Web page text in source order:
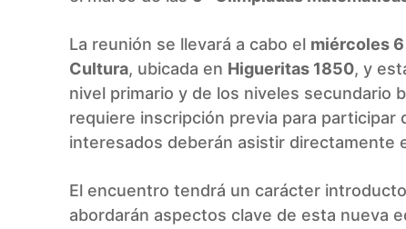
La reunión se llevará a cabo el miércoles
Cultura, ubicada en Higueritas 1850, y
nivel primario y de los niveles secundario
requiere inscripción previa para
interesados deberán asistir directamente
El encuentro tendrá un carácter
abordarán aspectos clave de esta nueva